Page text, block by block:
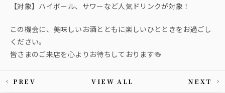
【対象】ハイボール、サワーなど人気ドリンクが対象！
この機会に、美味しいお酒とともに楽しいひとときをお過ごし
ください。
皆さまのご来店を心よりお待ちしております🍻
This article's paging
PREV VIEW ALL NEXT